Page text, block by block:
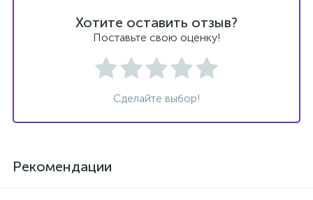
Хотите оставить отзыв?
Поставьте свою оценку!
Сделайте выбор!
Рекомендации